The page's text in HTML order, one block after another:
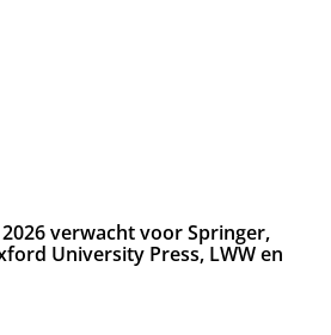
verwacht voor Springer,
University Press, LWW en